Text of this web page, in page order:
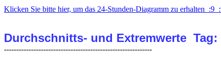
Klicken Sie bitte hier, um das 24-Stunden-Diagramm zu erhalten  :9
Durchschnitts- und Extremwerte  Tag: